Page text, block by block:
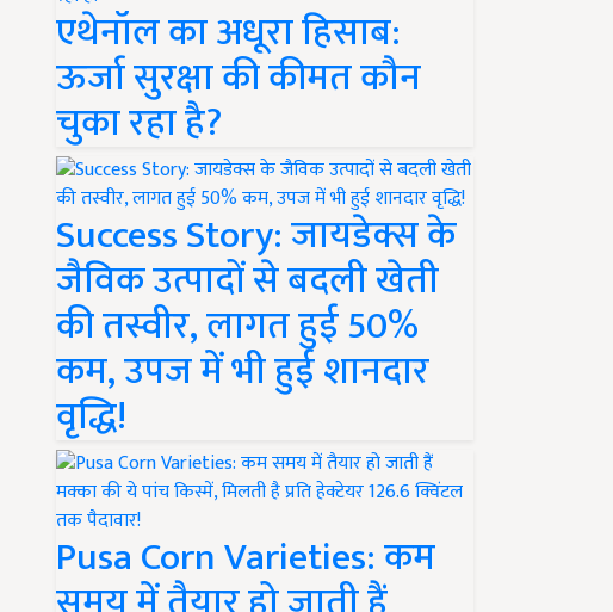
एथेनॉल का अधूरा हिसाब:
ऊर्जा सुरक्षा की कीमत कौन
चुका रहा है?
Success Story: जायडेक्स के
जैविक उत्पादों से बदली खेती
की तस्वीर, लागत हुई 50%
कम, उपज में भी हुई शानदार
वृद्धि!
Pusa Corn Varieties: कम